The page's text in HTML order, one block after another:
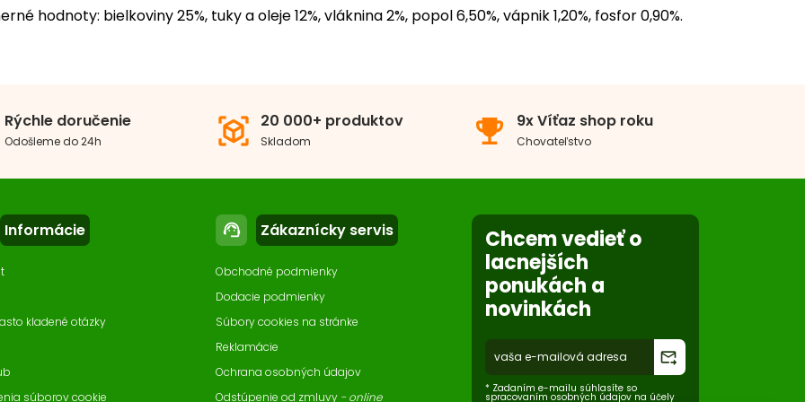
hodnoty: bielkoviny 25%, tuky a oleje 12%, vláknina 2%, popol 6,50%, vápnik 1,20%, fosfor 0,90%.
Kompletné, vyvážené krmivo pre dospelé psy.
Dospelý pes
Rýchle doručenie
Odošleme do 24h view_in_ar 20 000+ produktov
Skladom emoji_events 9x Víťaz shop roku
Chovateľstvo
Informácie
kladené otázky
súborov cookie
support_agent Zákaznícky servis
Obchodné podmienky
Dodacie podmienky
Súbory cookies na stránke
Reklamácie
Ochrana osobných údajov
Odstúpenie od zmluvy - online
Chcem vedieť o
lacnejších
ponukách a
novinkách
forward_to_inbox
* Zadaním e-mailu súhlasíte so
spracovaním osobných údajov na účely